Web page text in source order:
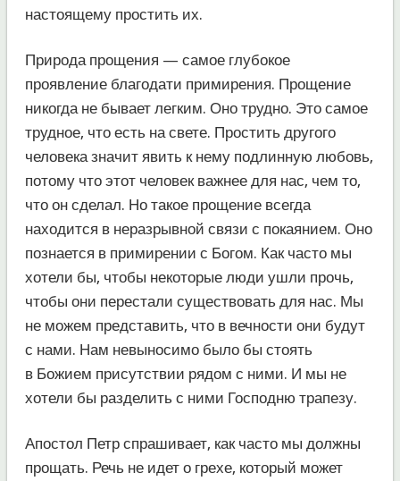
настоящему простить их.
Природа прощения — самое глубокое
проявление благодати примирения. Прощение
никогда не бывает легким. Оно трудно. Это самое
трудное, что есть на свете. Простить другого
человека значит явить к нему подлинную любовь,
потому что этот человек важнее для нас, чем то,
что он сделал. Но такое прощение всегда
находится в неразрывной связи с покаянием. Оно
познается в примирении с Богом. Как часто мы
хотели бы, чтобы некоторые люди ушли прочь,
чтобы они перестали существовать для нас. Мы
не можем представить, что в вечности они будут
с нами. Нам невыносимо было бы стоять
в Божием присутствии рядом с ними. И мы не
хотели бы разделить с ними Господню трапезу.
Апостол Петр спрашивает, как часто мы должны
прощать. Речь не идет о грехе, который может